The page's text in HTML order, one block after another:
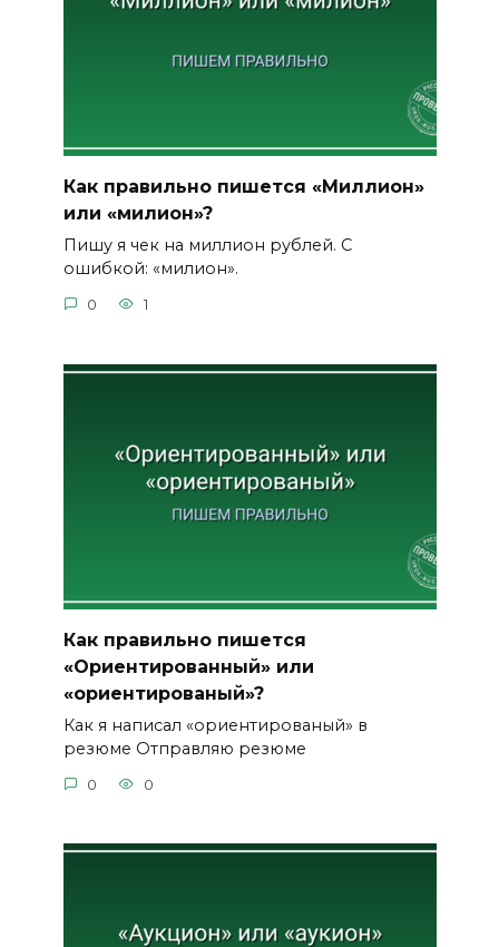
Как правильно пишется «Миллион»
или «милион»?
Пишу я чек на миллион рублей. С
ошибкой: «милион».
0 1
Как правильно пишется
«Ориентированный» или
«ориентированый»?
Как я написал «ориентированый» в
резюме Отправляю резюме
0 0